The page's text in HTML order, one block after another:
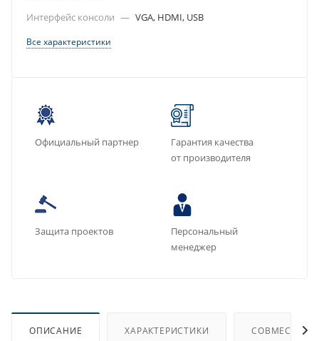
Интерфейс консоли — VGA, HDMI, USB
Все характеристики
Официальный партнер
Гарантия качества
от производителя
Защита проектов
Персональный
менеджер
ОПИСАНИЕ ХАРАКТЕРИСТИКИ